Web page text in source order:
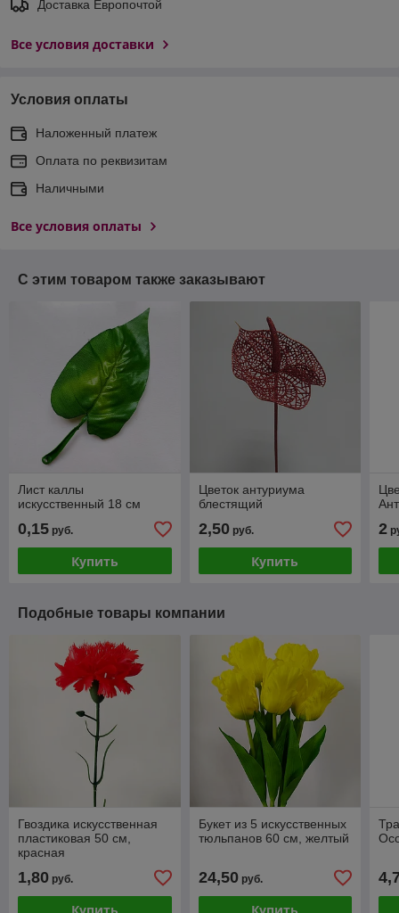
Доставка Европочтой
Все условия доставки
Условия оплаты
Наложенный платеж
Оплата по реквизитам
Наличными
Все условия оплаты
С этим товаром также заказывают
Лист каллы
искусственный 18 см
0,15 руб.
Купить
Цветок антуриума
блестящий
2,50руб.
Купить
2
Подобные товары компании
Гвоздика искусственная
пластиковая 50 см,
красная
1,80 руб.
Купить
Букет из 5 искусственных
тюльпанов 60 см, желтый
24,50руб.
Купить